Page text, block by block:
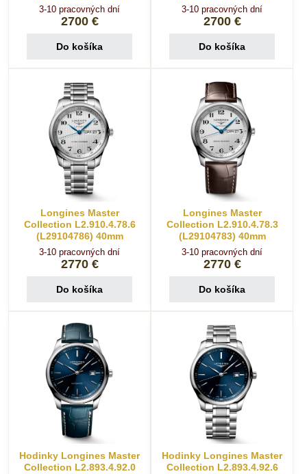
3-10 pracovných dní
2700 €
Do košíka
3-10 pracovných dní
2700 €
Do košíka
Longines Master
Collection L2.910.4.78.6
(L29104786) 40mm
3-10 pracovných dní
2770 €
Do košíka
Longines Master
Collection L2.910.4.78.3
(L29104783) 40mm
3-10 pracovných dní
2770 €
Do košíka
Hodinky Longines Master
Collection L2.893.4.92.0
Hodinky Longines Master
Collection L2.893.4.92.6